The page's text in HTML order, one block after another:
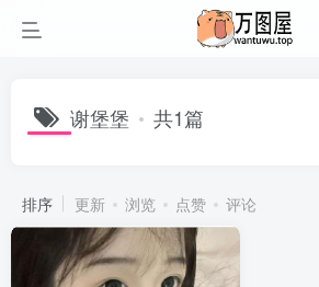
谢堡堡 共1篇
排序 更新 浏览 点赞 评论